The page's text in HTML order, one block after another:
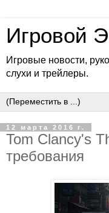
Игровой
Игровые новости,
слухи и трейлеры.
12 марта 2016 г.
Tom Clancy's
требования